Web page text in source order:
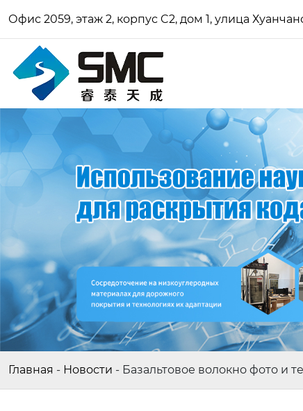
Офис 2059, этаж 2, корпус C2, дом 1, улица
Главная - Новости - Базальтовое волокно фото и